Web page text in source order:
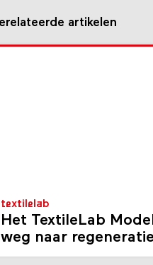
textilelab
Het TextileLab
weg naar